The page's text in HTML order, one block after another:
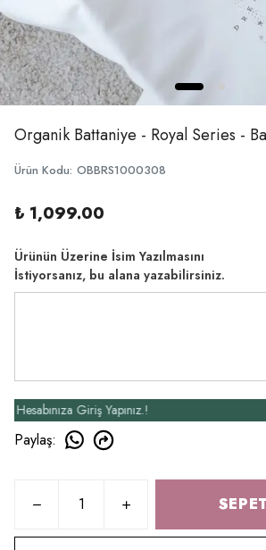
Organik Battaniye - Royal Series -
Ürün Kodu: OBBRS1000308
₺ 1,099.00
Ürünün Üzerine İsim Yazılmasını
İstiyorsanız, bu alana yazabilirsiniz.
Giriş Yapınız.!
Paylaş: